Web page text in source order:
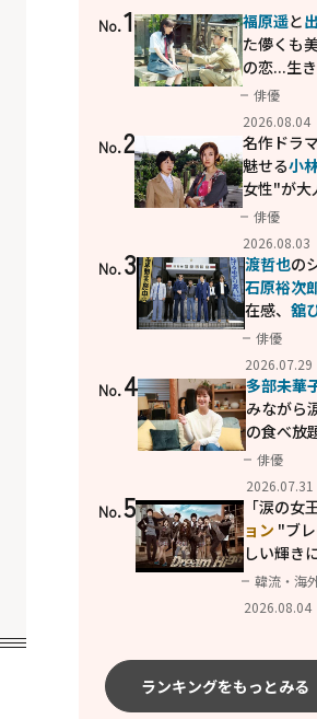
No.1 福原遥と
た儚くも
の恋...生
教えてく
花が咲く
会えたら
俳優
2026.08.04
No.2
名作ドラ
魅せる小
女性"が大
画「かも
じる静かな
俳優
2026.08.03
No.3 渡哲也の
石原裕次
在感、舘
アクショ
団"のカ
た「西部
俳優
2026.07.29
No.4 多部未華
みながら
の食べ放
い」ハン
暑さ対策
俳優
2026.07.31
No.5 「涙の女
ョン "ブ
しい輝き
る...2PM
共演の青
韓流・海
2026.08.04
ランキングをもっとみる